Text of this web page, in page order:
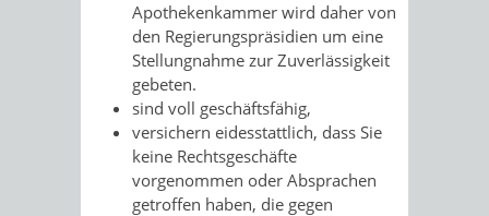
Apothekenkammer wird daher von
den Regierungspräsidien um eine
Stellungnahme zur Zuverlässigkeit
gebeten.
sind voll geschäftsfähig,
versichern eidesstattlich, dass Sie
keine Rechtsgeschäfte
vorgenommen oder Absprachen
getroffen haben, die gegen